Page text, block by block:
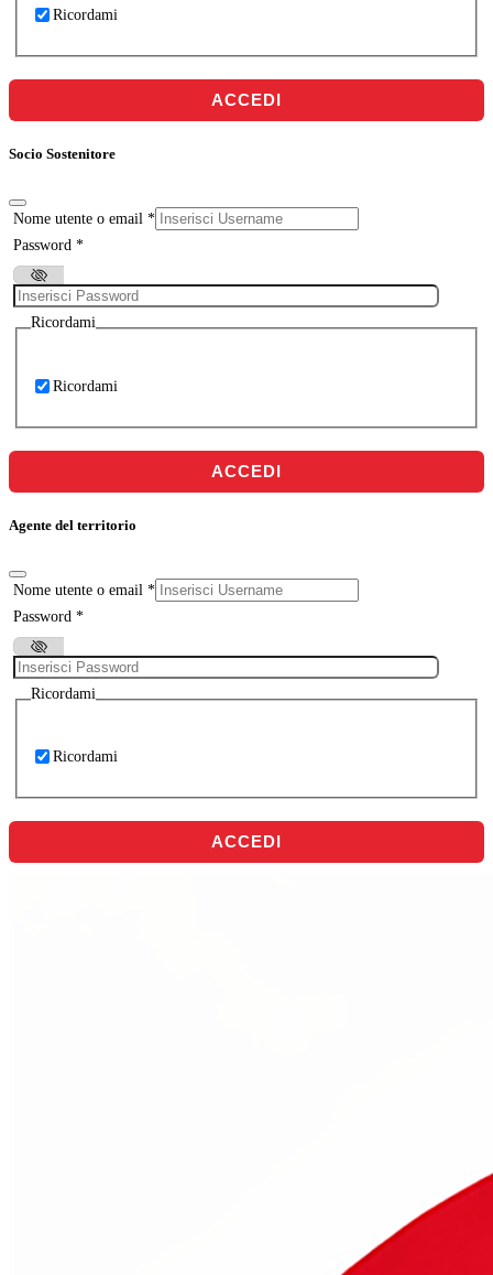
Ricordami
ACCEDI
Socio Sostenitore
Nome utente o email *
Password *
Ricordami
Ricordami
ACCEDI
Agente del territorio
Nome utente o email *
Password *
Ricordami
Ricordami
ACCEDI